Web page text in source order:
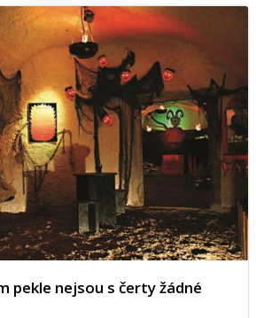
pekle nejsou s čerty žádné